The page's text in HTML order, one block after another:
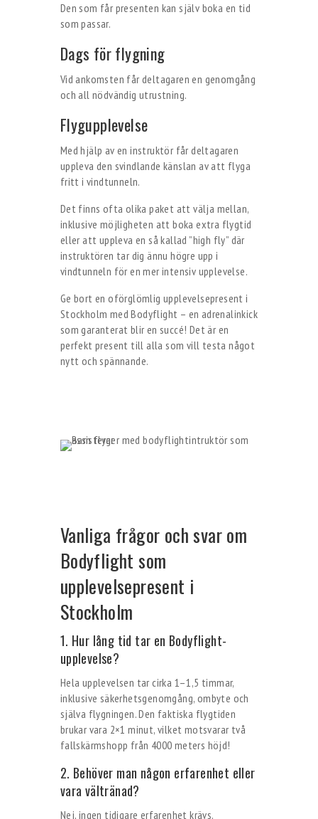
Den som får presenten kan själv boka en tid
som passar.
Dags för flygning
Vid ankomsten får deltagaren en genomgång
och all nödvändig utrustning.
Flygupplevelse
Med hjälp av en instruktör får deltagaren
uppleva den svindlande känslan av att flyga
fritt i vindtunneln.
Det finns ofta olika paket att välja mellan,
inklusive möjligheten att boka extra flygtid
eller att uppleva en så kallad ”high fly” där
instruktören tar dig ännu högre upp i
vindtunneln för en mer intensiv upplevelse.
Ge bort en oförglömlig upplevelsepresent i
Stockholm med Bodyflight – en adrenalinkick
som garanterat blir en succé! Det är en
perfekt present till alla som vill testa något
nytt och spännande.
Vanliga frågor och svar om
Bodyflight som
upplevelsepresent i
Stockholm
1. Hur lång tid tar en Bodyflight-
upplevelse?
Hela upplevelsen tar cirka 1–1,5 timmar,
inklusive säkerhetsgenomgång, ombyte och
själva flygningen. Den faktiska flygtiden
brukar vara 2×1 minut, vilket motsvarar två
fallskärmshopp från 4000 meters höjd!
2. Behöver man någon erfarenhet eller
vara vältränad?
Nej, ingen tidigare erfarenhet krävs.